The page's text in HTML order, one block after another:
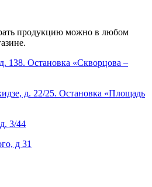
продукцию можно в любом
138. Остановка «Скворцова –
д. 22/25. Остановка «Площадь
3/44
д 31